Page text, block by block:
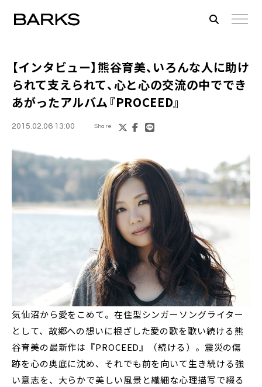
【インタビュー】熊谷育美、いろんな人に助け
られて支えられて、心と心の交流の中ででき
あがったアルバム『PROCEED』
2015.02.06 13:00 Share
気仙沼から愛をこめて。在住型シンガーソングライター
として、故郷への想いに根ざした愛の歌を歌い続ける熊
谷育美の最新作は『PROCEED』（続ける）。震災の傷
跡を心の奥底に沈め、それでも前を向いて生き続ける強
い意志を、大らかで美しい風景と繊細な心理描写で綴る